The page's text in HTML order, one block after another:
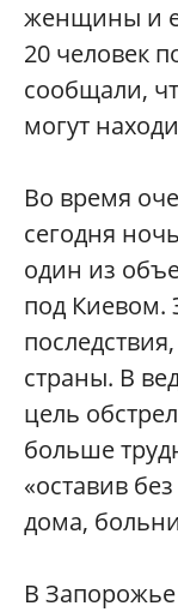
женщины и
20 человек
сообщали,
могут
Во время
сегодня
один из
под Киевом.
страны. В
цель
больше
«оставив
дома,
В